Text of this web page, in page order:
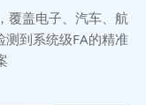
覆盖电子、汽车、航
测到系统级FA的精准